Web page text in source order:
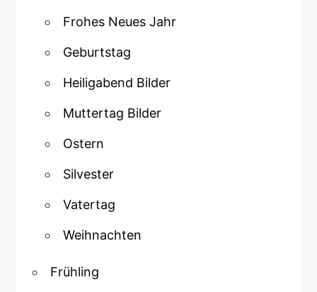
Frohes Neues Jahr
Geburtstag
Heiligabend Bilder
Muttertag Bilder
Ostern
Silvester
Vatertag
Weihnachten
Frühling